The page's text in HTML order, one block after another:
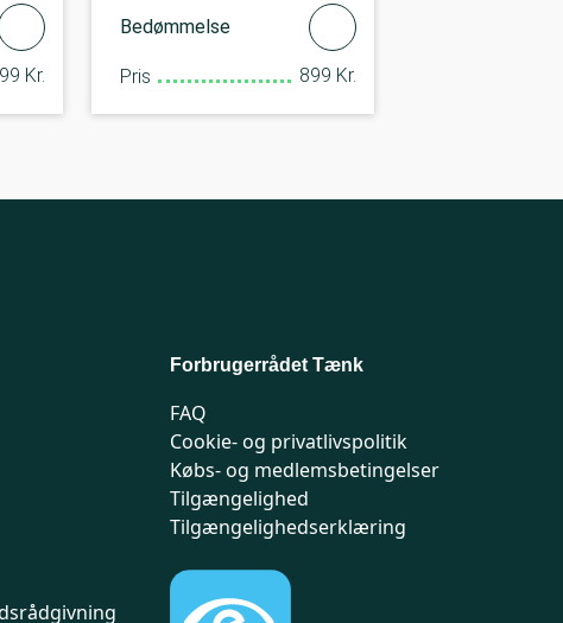
Kr.
Bedømmelse
Pris 899 Kr.
Forbrugerrådet Tænk
FAQ
Cookie- og privatlivspolitik
Købs- og medlemsbetingelser
Tilgængelighed
Tilgængelighedserklæring